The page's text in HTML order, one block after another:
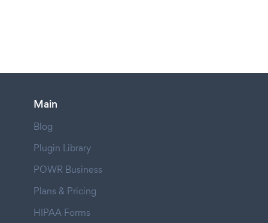
Main
Blog
Plugin Library
POWR Business
Plans & Pricing
HIPAA Forms